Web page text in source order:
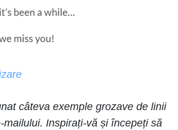
câteva exemple grozave de linii
mailului. Inspirați-vă și începeți să